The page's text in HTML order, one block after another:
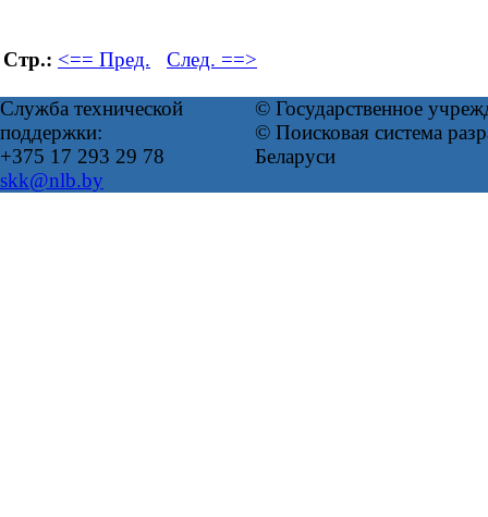
Стр.: <== Пред. След. ==>
Служба технической
поддержки:
+375 17 293 29 78
skk@nlb.by
© Государственное
© Поисковая система
Беларуси